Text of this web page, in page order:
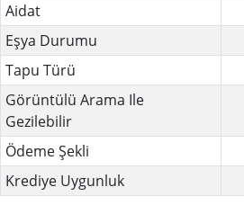
Aidat
Eşya Durumu
Tapu Türü
Görüntülü Arama Ile
Gezilebilir
Ödeme Şekli
Krediye Uygunluk